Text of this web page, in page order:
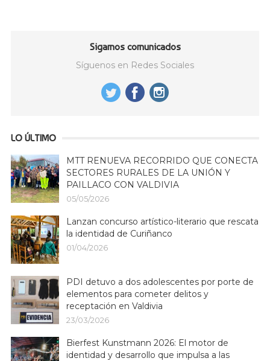
Sigamos comunicados
Síguenos en Redes Sociales
LO ÚLTIMO
MTT RENUEVA RECORRIDO QUE CONECTA
SECTORES RURALES DE LA UNIÓN Y
PAILLACO CON VALDIVIA
05/05/2026
Lanzan concurso artístico-literario que rescata
la identidad de Curiñanco
01/04/2026
PDI detuvo a dos adolescentes por porte de
elementos para cometer delitos y
receptación en Valdivia
23/03/2026
Bierfest Kunstmann 2026: El motor de
identidad y desarrollo que impulsa a las